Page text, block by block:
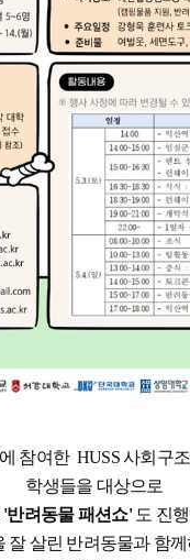
참여한 HUSS 사회구
학생들을 대상으로
'반려동물 패션쇼'도 진
잘 살린 반려동물과 함